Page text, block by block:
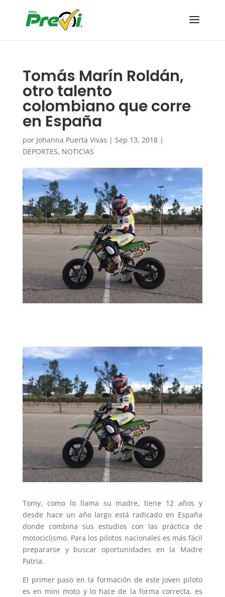
Tomás Marín Roldán,
otro talento
colombiano que corre
en España
por Johanna Puerta Vivas | Sep 13, 2018|
DEPORTES, NOTICIAS
Tomy, como lo llama su madre, tiene 12 años y
desde hace un año largo está radicado en España
donde combina sus estudios con las práctica de
motociclismo. Para los pilotos nacionales es más fácil
prepararse y buscar oportunidades en la Madre
Patria.
El primer paso en la formación de este joven piloto
es en mini moto y lo hace de la forma correcta, es